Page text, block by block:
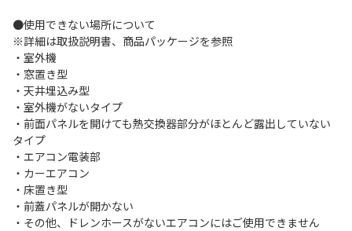
●使用できない場所について
※詳細は取扱説明書、商品パッケージを参照
・室外機
・窓置き型
・天井埋込み型
・室外機がないタイプ
・前面パネルを開けても熱交換器部分がほとんど露出していない
タイプ
・エアコン電装部
・カーエアコン
・床置き型
・前蓋パネルが開かない
・その他、ドレンホースがないエアコンにはご使用できません